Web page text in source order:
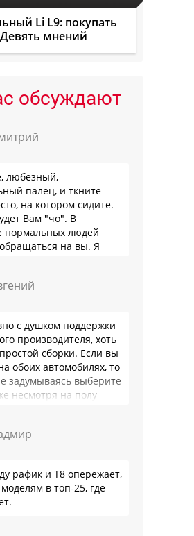
Li L9: покупать
мнений
обсуждают
любезный,
палец, и ткните
на котором сидите.
Вам "чо". В
нормальных людей
на вы. Я
с душком поддержки
производителя, хоть
сборки. Если вы
обоих автомобилях, то
задумываясь выберите
несмотря на полу
рафик и Т8 опережает,
в топ-25, где